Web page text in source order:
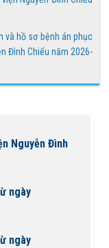
và hồ sơ bệnh án phục
Đình Chiểu năm 2026-
5/5 và...
Nguyễn Đình
ngày
ngày